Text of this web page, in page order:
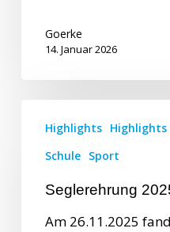
Goerke
14. Januar 2026
Highlights
Schule Sport
Seglerehrung
Am 26.11.2025